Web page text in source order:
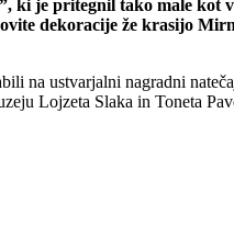
ki je pritegnil tako male kot
dekoracije že krasijo
na ustvarjalni nagradni
Lojzeta Slaka in Toneta